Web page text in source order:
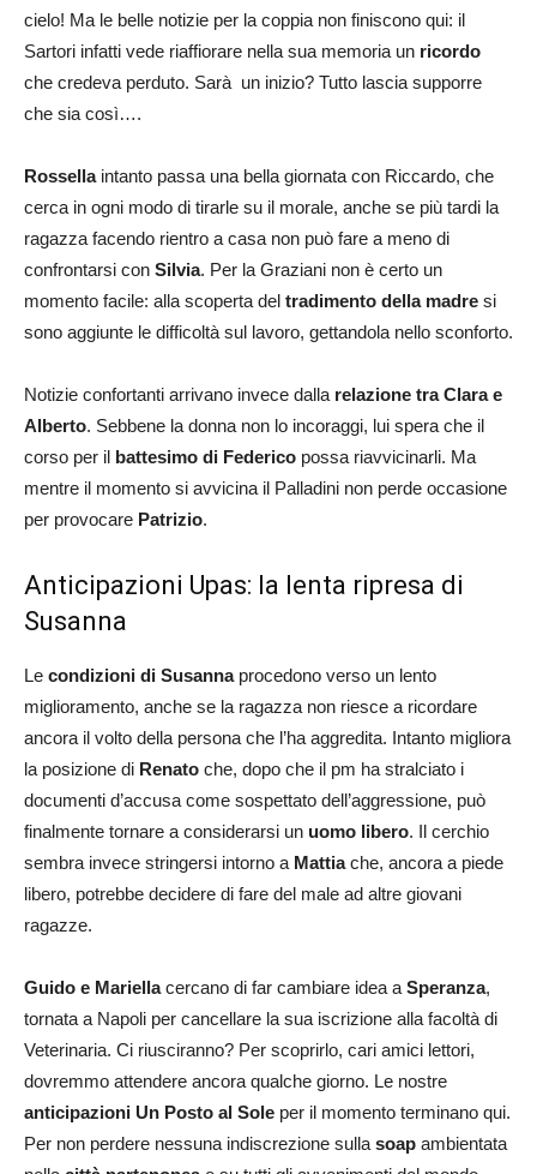
cielo! Ma le belle notizie per la coppia non finiscono qui: il
Sartori infatti vede riaffiorare nella sua memoria un ricordo
che credeva perduto. Sarà un inizio? Tutto lascia supporre
che sia così….
Rossellaintanto passa una bella giornata con Riccardo, che
cerca in ogni modo di tirarle su il morale, anche se più tardi la
ragazza facendo rientro a casa non può fare a meno di
confrontarsi con Silvia. Per la Graziani non è certo un
momento facile: alla scoperta del tradimento della madre si
sono aggiunte le difficoltà sul lavoro, gettandola nello sconforto.
Notizie confortanti arrivano invece dalla relazione tra Clara e
Alberto. Sebbene la donna non lo incoraggi, lui spera che il
corso per il battesimo di Federico possa riavvicinarli. Ma
mentre il momento si avvicina il Palladini non perde occasione
per provocare Patrizio.
Anticipazioni Upas: la lenta ripresa di
Susanna
Le condizioni di Susannaprocedono verso un lento
miglioramento, anche se la ragazza non riesce a ricordare
ancora il volto della persona che l’ha aggredita. Intanto migliora
la posizione di Renato che, dopo che il pm ha stralciato i
documenti d’accusa come sospettato dell’aggressione, può
finalmente tornare a considerarsi un uomo libero. Il cerchio
sembra invece stringersi intorno a Mattiache, ancora a piede
libero, potrebbe decidere di fare del male ad altre giovani
ragazze.
Guido e Mariellacercano di far cambiare idea a Speranza,
tornata a Napoli per cancellare la sua iscrizione alla facoltà di
Veterinaria. Ci riusciranno? Per scoprirlo, cari amici lettori,
dovremmo attendere ancora qualche giorno. Le nostre
anticipazioni Un Posto al Sole per il momento terminano qui.
Per non perdere nessuna indiscrezione sulla soap ambientata